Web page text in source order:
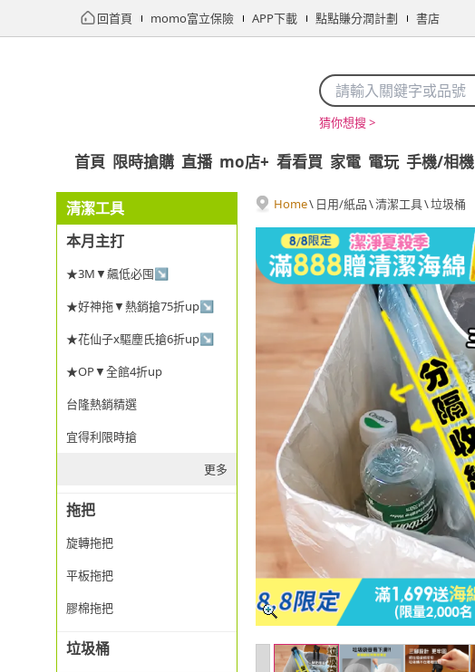
回首頁 momo富立保險 APP下載 點點賺分潤計劃 書店
猜你想搜 >
首頁 限時搶購 直播 mo店+ 看看買 家電 電玩 手機/相機
清潔工具
本月主打
★3M▼飆低必囤↘
★好神拖▼熱銷搶75折up↘
★花仙子x驅塵氏搶6折up↘
★OP▼全館4折up
台隆熱銷精選
宜得利限時搶
更多
拖把
旋轉拖把
平板拖把
膠棉拖把
垃圾桶
Home\ 日用/紙品\清潔工具\垃圾桶